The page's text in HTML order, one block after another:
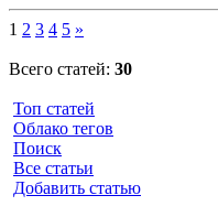
1 2 3 4 5 »
Всего статей: 30
Топ статей
Облако тегов
Поиск
Все статьи
Добавить статью